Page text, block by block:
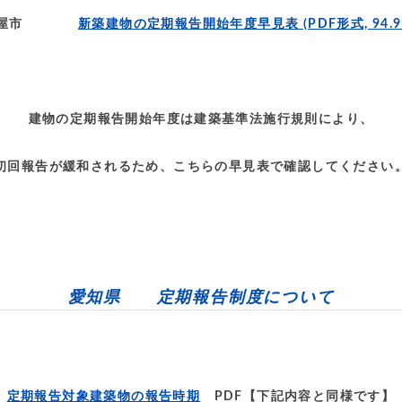
屋市 新築建物の定期報告開始年度早見表 (PDF形式,
建物の定期報告開始年度は建築基準法施行規則により、
回報告が緩和されるため、こちらの早見表で確認してください。
愛知県 定期報告制度について
定期報告対象建築物の報告時期 PDF【下記内容と同様です】